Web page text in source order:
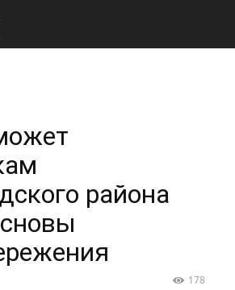
района
178